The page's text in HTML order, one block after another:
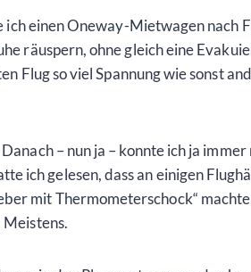
einen Oneway-Mietwagen
räuspern, ohne gleich eine
Flug so viel Spannung wie sonst
– nun ja – konnte ich ja immer
ich gelesen, dass an einigen
mit Thermometerschock“